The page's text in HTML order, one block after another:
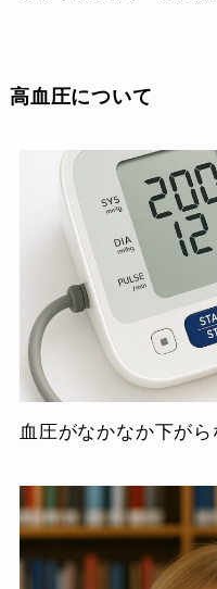
高血圧について
血圧がなかなか下がら